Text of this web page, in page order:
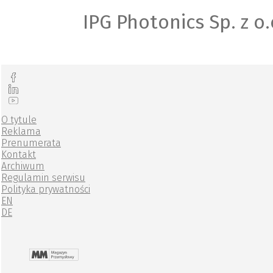
IPG Photonics Sp. z
O tytule
Reklama
Prenumerata
Kontakt
Archiwum
Regulamin serwisu
Polityka prywatności
EN
DE